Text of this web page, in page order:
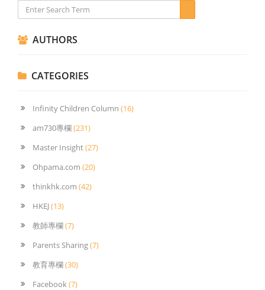
AUTHORS
CATEGORIES
Infinity Children Column (16)
am730專欄(231)
Master Insight(27)
Ohpama.com (20)
thinkhk.com (42)
HKEJ(13)
教師專欄(7)
Parents Sharing(7)
教育專欄(30)
Facebook(7)